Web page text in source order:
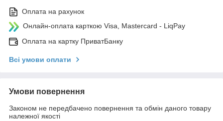
Оплата на рахунок
Онлайн-оплата карткою Visa, Mastercard - LiqPay
Оплата на картку ПриватБанку
Всі умови оплати
Умови повернення
Законом не передбачено повернення та обмін даного товару
належної якості